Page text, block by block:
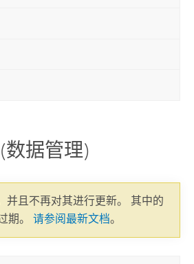
数据管理)
并且不再对其进行更新。 其中的
期。 请参阅最新文档。